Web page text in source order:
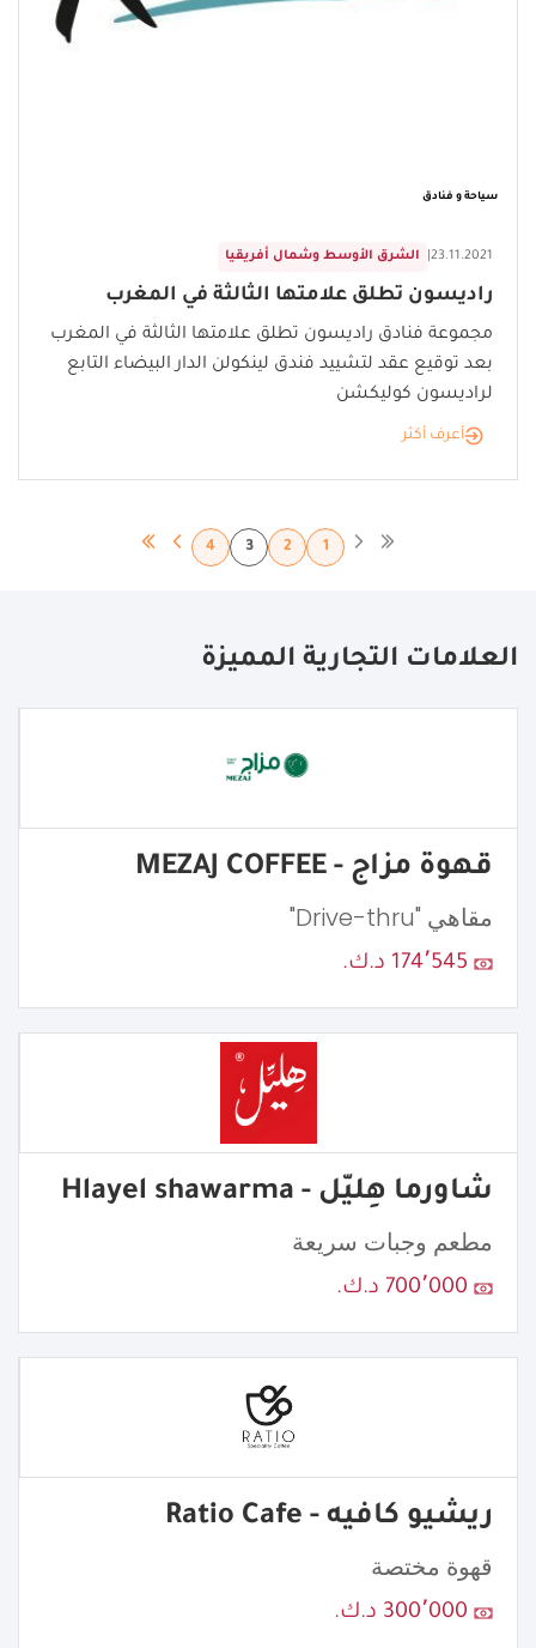
سياحة و فنادق
الشرق الأوسط وشمال أفريقيا 23.11.2021
راديسون تطلق علامتها الثالثة في المغرب
مجموعة فنادق راديسون تطلق علامتها الثالثة في المغرب
بعد توقيع عقد لتشييد فندق لينكولن الدار البيضاء التابع
لراديسون كوليكشن
أعرف أكثر
1
2
3
4
العلامات التجارية المميزة
قهوة مزاج - MEZAJ COFFEE
مقاهي "Drive-thru"
174٬545 د.ك.
شاورما هِليّل - Hlayel shawarma
مطعم وجبات سريعة
700٬000 د.ك.
ريشيو كافيه - Ratio Cafe
قهوة مختصة
300٬000 د.ك.